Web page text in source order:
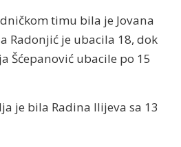
timu bila je Jovana
Radonjić je ubacila 18, dok
Šćepanović ubacile po 15
je bila Radina Ilijeva sa 13